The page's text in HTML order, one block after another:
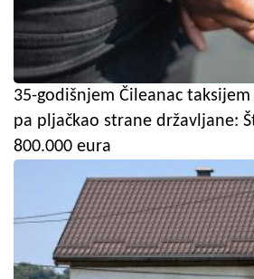
35-godišnjem Čileanac
pa pljačkao strane državljane:
800.000 eura